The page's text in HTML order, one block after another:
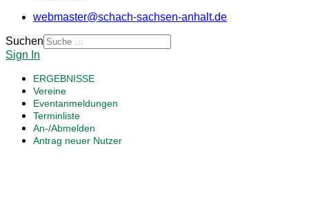
webmaster@schach-sachsen-anhalt.de
Suchen
Sign In
ERGEBNISSE
Vereine
Eventanmeldungen
Terminliste
An-/Abmelden
Antrag neuer Nutzer